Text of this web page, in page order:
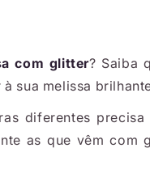
com glitter? Saiba
sua melissa
diferentes
as que vêm com